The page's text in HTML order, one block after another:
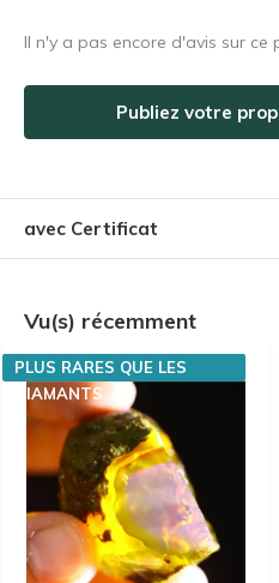
Il n'y a pas encore d'avis sur ce
Publiez votre
avec Certificat
Vu(s) récemment
PLUS RARES QUE LES
DIAMANTS